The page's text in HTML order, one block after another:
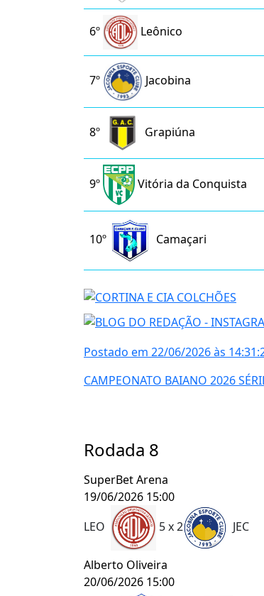
6º Leônico
7º Jacobina
8º Grapiúna
9º Vitória da Conquista
10º Camaçari
Postado em 22/06/2026 às
CAMPEONATO BAIANO 2026
Rodada 8
SuperBet Arena
19/06/2026 15:00
LEO
5 x 2 JEC
Alberto Oliveira
20/06/2026 15:00